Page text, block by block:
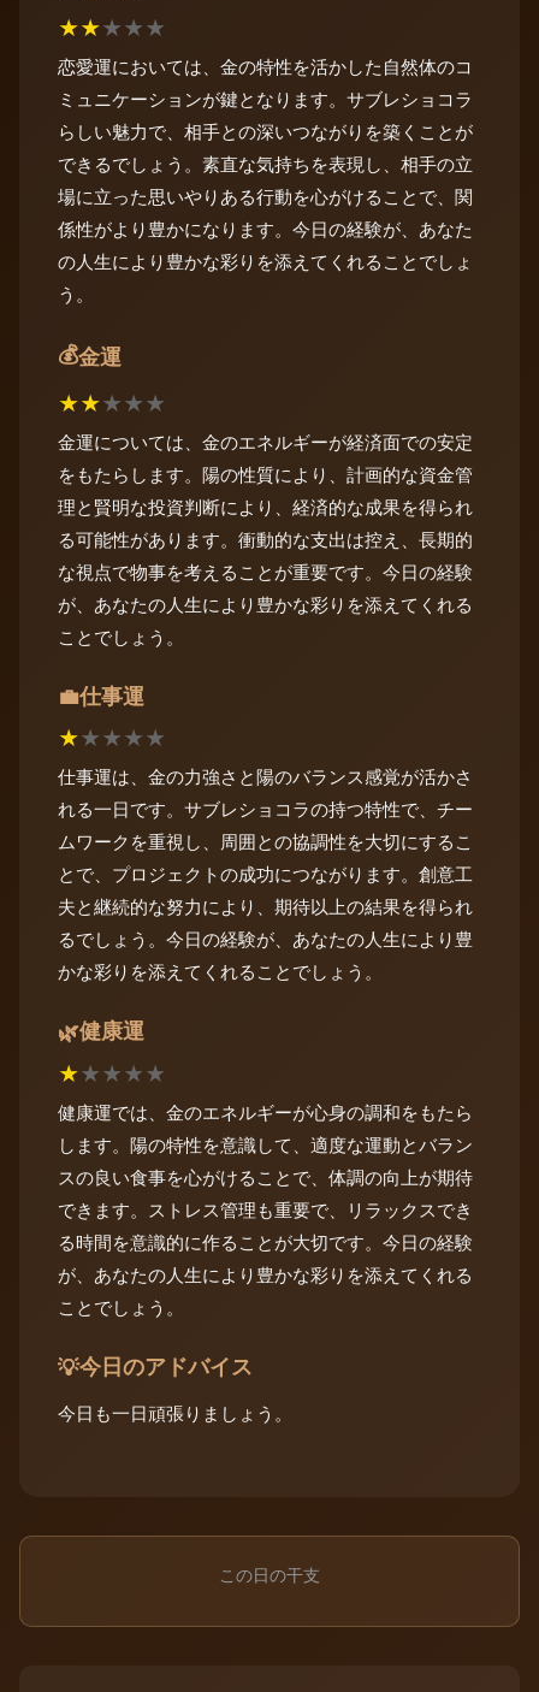
★★★★★
恋愛運においては、金の特性を活かした自然体のコ
ミュニケーションが鍵となります。サブレショコラ
らしい魅力で、相手との深いつながりを築くことが
できるでしょう。素直な気持ちを表現し、相手の立
場に立った思いやりある行動を心がけることで、関
係性がより豊かになります。今日の経験が、あなた
の人生により豊かな彩りを添えてくれることでしょ
う。
💰金運
★★★★★
金運については、金のエネルギーが経済面での安定
をもたらします。陽の性質により、計画的な資金管
理と賢明な投資判断により、経済的な成果を得られ
る可能性があります。衝動的な支出は控え、長期的
な視点で物事を考えることが重要です。今日の経験
が、あなたの人生により豊かな彩りを添えてくれる
ことでしょう。
💼仕事運
★★★★★
仕事運は、金の力強さと陽のバランス感覚が活かさ
れる一日です。サブレショコラの持つ特性で、チー
ムワークを重視し、周囲との協調性を大切にするこ
とで、プロジェクトの成功につながります。創意工
夫と継続的な努力により、期待以上の結果を得られ
るでしょう。今日の経験が、あなたの人生により豊
かな彩りを添えてくれることでしょう。
🌿健康運
★★★★★
健康運では、金のエネルギーが心身の調和をもたら
します。陽の特性を意識して、適度な運動とバラン
スの良い食事を心がけることで、体調の向上が期待
できます。ストレス管理も重要で、リラックスでき
る時間を意識的に作ることが大切です。今日の経験
が、あなたの人生により豊かな彩りを添えてくれる
ことでしょう。
💡今日のアドバイス
今日も一日頑張りましょう。
この日の干支